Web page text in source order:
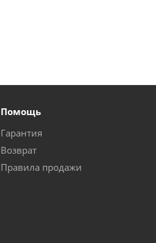
Помощь
Гарантия
Возврат
Правила продажи